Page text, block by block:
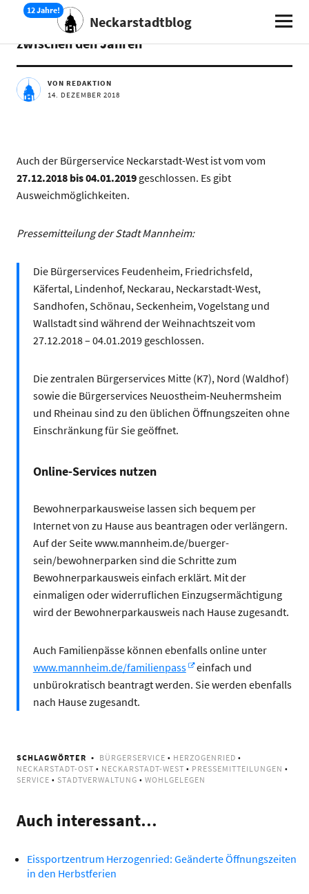
Neckarstadtblog
Geänderte Öffnungszeiten der Bürgerservices
zwischen den Jahren
VON REDAKTION
14. DEZEMBER 2018
Auch der Bürgerservice Neckarstadt-West ist vom vom
27.12.2018 bis 04.01.2019geschlossen. Es gibt
Ausweichmöglichkeiten.
Pressemitteilung der Stadt Mannheim:
Die Bürgerservices Feudenheim, Friedrichsfeld,
Käfertal, Lindenhof, Neckarau, Neckarstadt-West,
Sandhofen, Schönau, Seckenheim, Vogelstang und
Wallstadt sind während der Weihnachtszeit vom
27.12.2018 – 04.01.2019 geschlossen.
Die zentralen Bürgerservices Mitte (K7), Nord (Waldhof)
sowie die Bürgerservices Neuostheim-Neuhermsheim
und Rheinau sind zu den üblichen Öffnungszeiten ohne
Einschränkung für Sie geöffnet.
Online-Services nutzen
Bewohnerparkausweise lassen sich bequem per
Internet von zu Hause aus beantragen oder verlängern.
Auf der Seite www.mannheim.de/buerger-
sein/bewohnerparken sind die Schritte zum
Bewohnerparkausweis einfach erklärt. Mit der
einmaligen oder widerruflichen Einzugsermächtigung
wird der Bewohnerparkausweis nach Hause zugesandt.
Auch Familienpässe können ebenfalls online unter
www.mannheim.de/familienpass
einfach und
unbürokratisch beantragt werden. Sie werden ebenfalls
nach Hause zugesandt.
SCHLAGWÖRTER BÜRGERSERVICE • HERZOGENRIED •
NECKARSTADT-OST • NECKARSTADT-WEST • PRESSEMITTEILUNGEN •
SERVICE • STADTVERWALTUNG • WOHLGELEGEN
Auch interessant…
Eissportzentrum Herzogenried: Geänderte Öffnungszeiten
in den Herbstferien